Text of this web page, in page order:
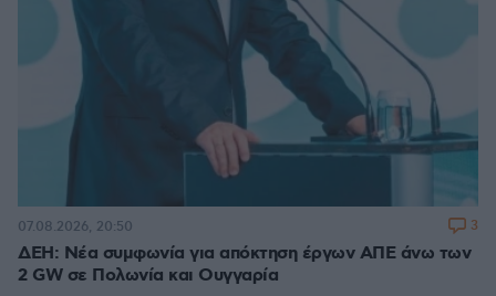
ΔΕΗ: Νέα συμφωνία για απόκτηση έργων ΑΠΕ άνω των
2 GW σε Πολωνία και Ουγγαρία
07.08.2026, 20:50 3